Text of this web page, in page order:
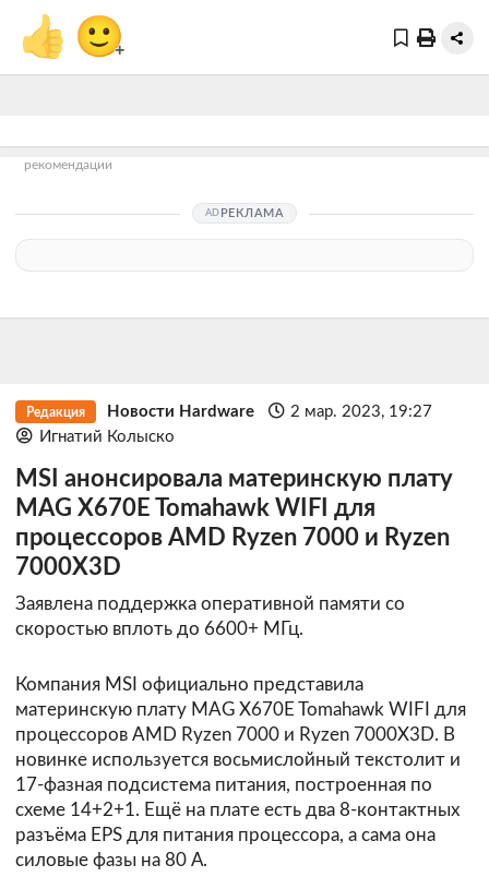
👍 🙂
+
рекомендации
РЕКЛАМА
Редакция Новости Hardware
2 мар. 2023, 19:27
Игнатий Колыско
MSI анонсировала материнскую плату
MAG X670E Tomahawk WIFI для
процессоров AMD Ryzen 7000 и Ryzen
7000X3D
Заявлена поддержка оперативной памяти со
скоростью вплоть до 6600+ МГц.
Компания MSI официально представила
материнскую плату MAG X670E Tomahawk WIFI для
процессоров AMD Ryzen 7000 и Ryzen 7000X3D. В
новинке используется восьмислойный текстолит и
17-фазная подсистема питания, построенная по
схеме 14+2+1. Ещё на плате есть два 8-контактных
разъёма EPS для питания процессора, а сама она
силовые фазы на 80 А.